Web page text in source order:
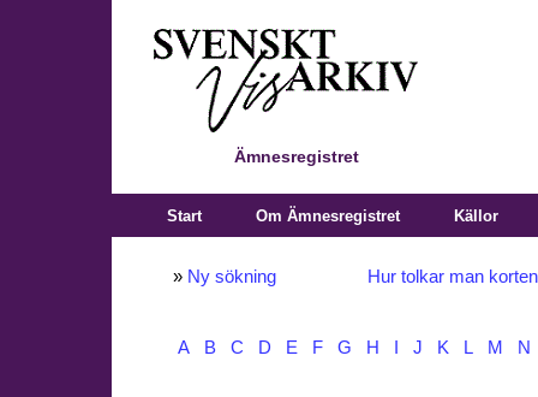
Ämnesregistret
Start Om Ämnesregistret Källor
» Ny sökning Hur tolkar man
A B C D E F G H J K L M N